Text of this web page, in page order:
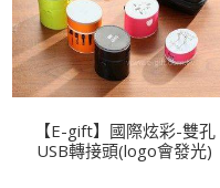
【E-gift】國際炫彩-雙孔
USB轉接頭(logo會發光)